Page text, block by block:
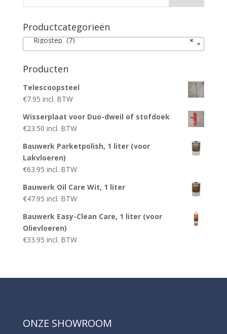
Productcategorieën
×
Rigostep (7)
Producten
Telescoopsteel
€7.95 incl. BTW
Wisserplaat voor Duo-dweil of stofdoek
€23.50 incl. BTW
Bauwerk Parketpolish, 1 liter (voor
Lakvloeren)
€63.95 incl. BTW
Bauwerk Oil Care Wit, 1 liter
€47.95 incl. BTW
Bauwerk Easy-Clean Care, 1 liter (voor
Olievloeren)
€33.95 incl. BTW
ONZE SHOWROOM